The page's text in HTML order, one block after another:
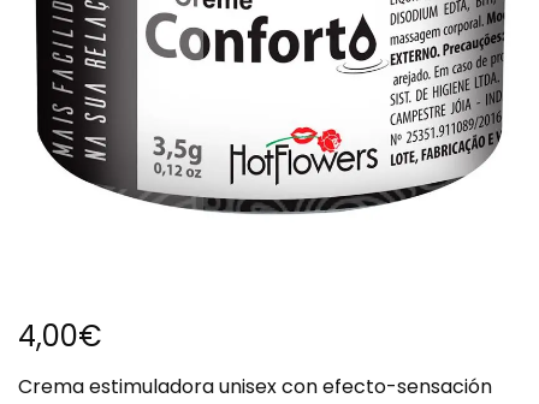
4,00€
Crema estimuladora unisex con efecto-sensación